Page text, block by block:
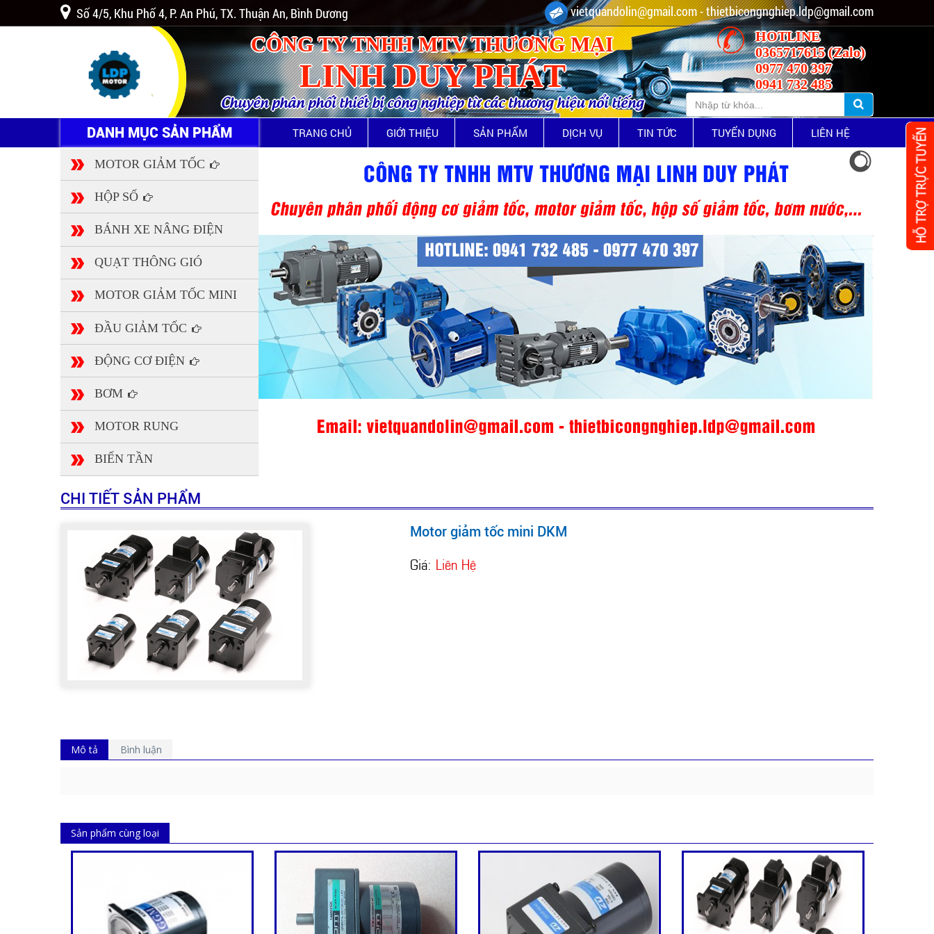
Số 4/5, Khu Phố 4, P. An Phú, TX. Thuận An, Bình Dương vietquandolin@gmail.com - thietbicongnghiep.ldp@gmail.com
CÔNG TY TNHH MTV THƯƠNG MẠI
LINH DUY PHÁT
Chuyên phân phối thiết bị công nghiệp từ các thương hiệu nổi tiếng
HOTLINE
0365717615 (Zalo)
0977 470 397
0941 732 485
DANH MỤC SẢN PHẨM TRANG CHỦ GIỚI THIỆU SẢN PHẨM DỊCH VỤ TIN TỨC TUYỂN DỤNG LIÊN HỆ
MOTOR GIẢM TỐC
HỘP SỐ
BÁNH XE NÂNG ĐIỆN
QUẠT THÔNG GIÓ
MOTOR GIẢM TỐC MINI
ĐẦU GIẢM TỐC
ĐỘNG CƠ ĐIỆN
BƠM
MOTOR RUNG
BIẾN TẦN
CHI TIẾT SẢN PHẨM
Motor giảm tốc mini DKM
Giá: Liên Hệ
Mô tả Bình luận
Sản phẩm cùng loại